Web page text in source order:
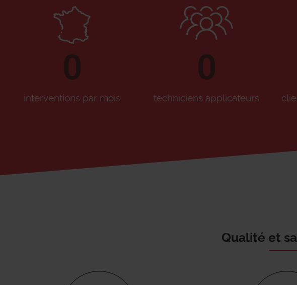
interventions par mois
0
techniciens applicateurs
0
Qualité et